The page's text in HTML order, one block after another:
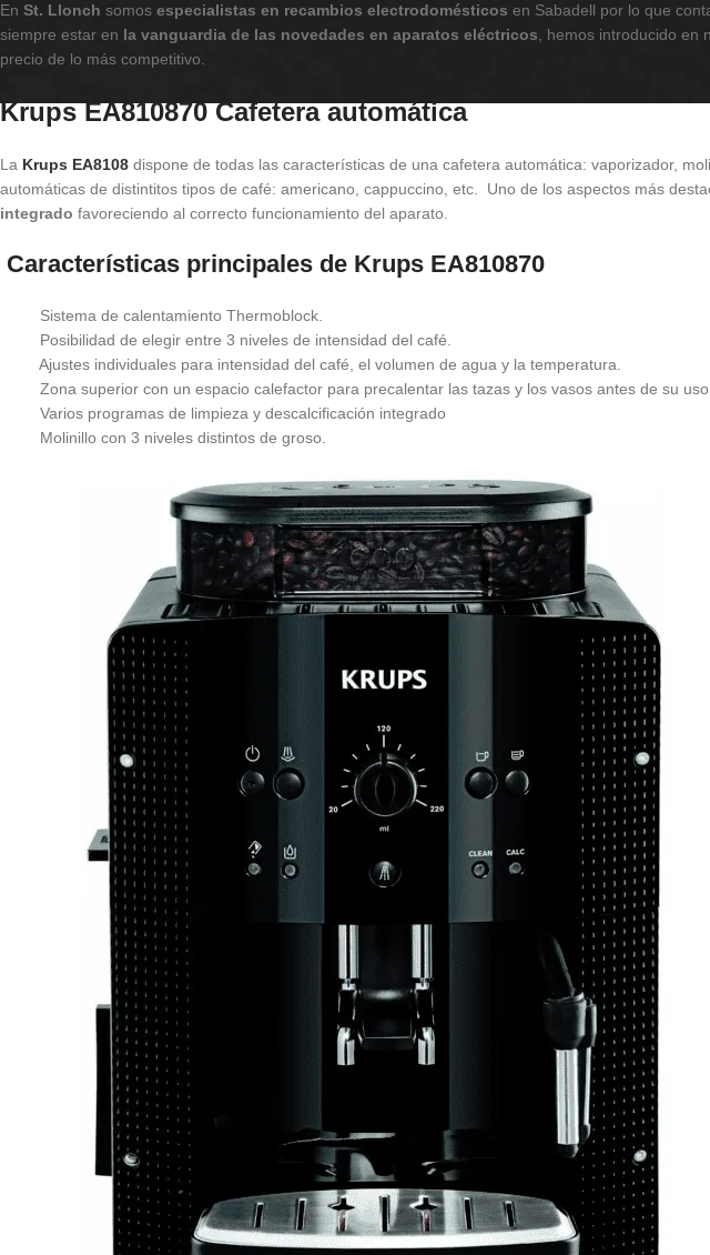
En St. Llonch somos especialistas en recambios electrodomésticos en Sabadell por lo que
siempre estar en la vanguardia de las novedades en aparatos eléctricos, hemos introducido en
precio de lo más competitivo.
Krups EA810870 Cafetera automática
La Krups EA8108 dispone de todas las características de una cafetera automática: vaporizador,
automáticas de distintitos tipos de café: americano, cappuccino, etc. Uno de los aspectos más
integrado favoreciendo al correcto funcionamiento del aparato.
Características principales de Krups EA810870
Sistema de calentamiento Thermoblock.
Posibilidad de elegir entre 3 niveles de intensidad del café.
Ajustes individuales para intensidad del café, el volumen de agua y la temperatura.
Zona superior con un espacio calefactor para precalentar las tazas y los vasos antes de su
Varios programas de limpieza y descalcificación integrado
Molinillo con 3 niveles distintos de groso.